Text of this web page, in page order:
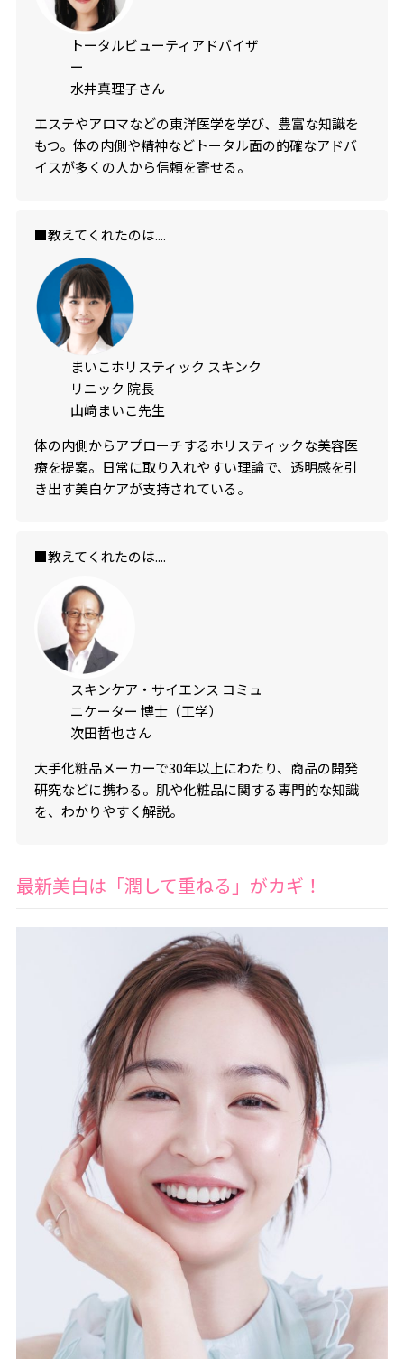
トータルビューティアドバイザ
ー
水井真理子さん
エステやアロマなどの東洋医学を学び、豊富な知識を
もつ。体の内側や精神などトータル面の的確なアドバ
イスが多くの人から信頼を寄せる。
■教えてくれたのは....
まいこホリスティック スキンク
リニック 院長
山﨑まいこ先生
体の内側からアプローチするホリスティックな美容医
療を提案。日常に取り入れやすい理論で、透明感を引
き出す美白ケアが支持されている。
■教えてくれたのは....
スキンケア・サイエンス コミュ
ニケーター 博士（工学）
次田哲也さん
大手化粧品メーカーで30年以上にわたり、商品の開発
研究などに携わる。肌や化粧品に関する専門的な知識
を、わかりやすく解説。
最新美白は「潤して重ねる」がカギ！